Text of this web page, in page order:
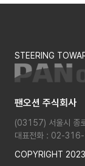
STEERING
팬오션 주식회사
(03157) 서울시 종
대표전화 : 02-
COPYRIGHT